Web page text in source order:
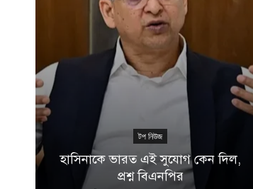
টপ নিউজ
হাসিনাকে ভারত এই সুযোগ কেন দিল,
প্রশ্ন বিএনপির